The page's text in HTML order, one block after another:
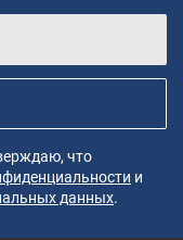
что
и
данных.